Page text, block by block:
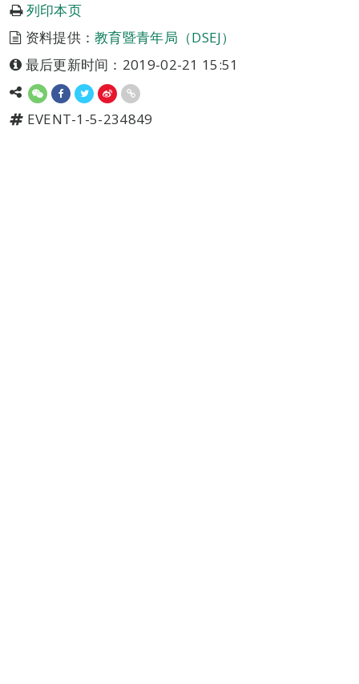
列印本页
资料提供：教育暨青年局（DSEJ）
最后更新时间：2019-02-21 15:51
EVENT-1-5-234849